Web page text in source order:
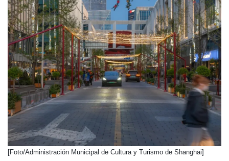
​[Foto/Administración Municipal de Cultura y Turismo de Shanghai]